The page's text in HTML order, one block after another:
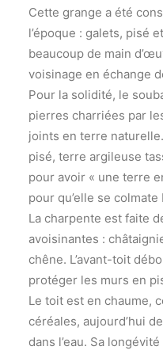
Cette grange a été
l’époque : galets, pisé
beaucoup de main
voisinage en échange
Pour la solidité, le
pierres charriées par
joints en terre
pisé, terre argileuse
pour avoir « une terre
pour qu’elle se
La charpente est faite
avoisinantes :
chêne. L’avant-toit
protéger les murs en
Le toit est en chaume,
céréales, aujourd’hui
dans l’eau. Sa